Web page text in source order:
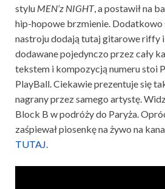
stylu MEN’z NIGHT, a postawił na
hip-hopowe brzmienie. Dodatkowo
nastroju dodają tutaj gitarowe riffy i
dodawane pojedynczo przez cały
tekstem i kompozycją numeru stoi
PlayBall. Ciekawie prezentuje się
nagrany przez samego artystę.
Block B w podróży do Paryża.
zaśpiewał piosenkę na żywo na
TUTAJ.